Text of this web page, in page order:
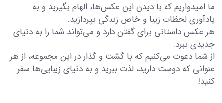
ما امیدواریم که با دیدن این عکس‌ها، الهام بگیرید و به
یادآوری لحظات زیبا و خاص زندگی بپردازید.
هر عکس داستانی برای گفتن دارد و می‌تواند شما را به دنیای
جدیدی ببرد.
از شما دعوت می‌کنیم که با گشت و گذار در این مجموعه، از هر
عنوانی که دوست دارید، لذت ببرید و به دنیای زیبایی‌ها سفر
کنید!